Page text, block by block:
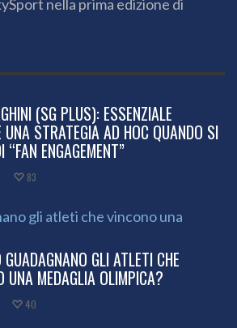
nella prima edizione di
(SG PLUS): ESSENZIALE
UNA STRATEGIA AD HOC QUANDO SI
“FAN ENGAGEMENT”
83
GLI ATLETI CHE
UNA MEDAGLIA OLIMPICA?
40